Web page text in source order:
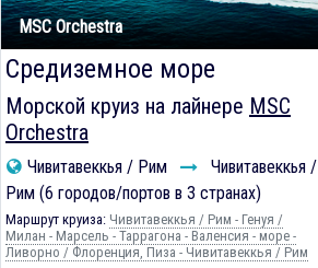
MSC Orchestra
Средиземное море
Морской круиз на лайнере MSC
Orchestra
Чивитавеккья / Рим
Чивитавеккья /
Рим (6 городов/портов в 3 странах)
Маршрут круиза: Чивитавеккья / Рим - Генуя /
Милан - Марсель - Таррагона - Валенсия - море -
Ливорно / Флоренция, Пиза - Чивитавеккья / Рим